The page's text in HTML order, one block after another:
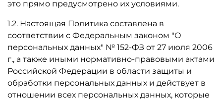
это прямо предусмотрено их условиями.
1.2. Настоящая Политика составлена в
соответствии с Федеральным законом "О
персональных данных" № 152-ФЗ от 27 июля 2006
г., а также иными нормативно-правовыми актами
Российской Федерации в области защиты и
обработки персональных данных и действует в
отношении всех персональных данных, которые